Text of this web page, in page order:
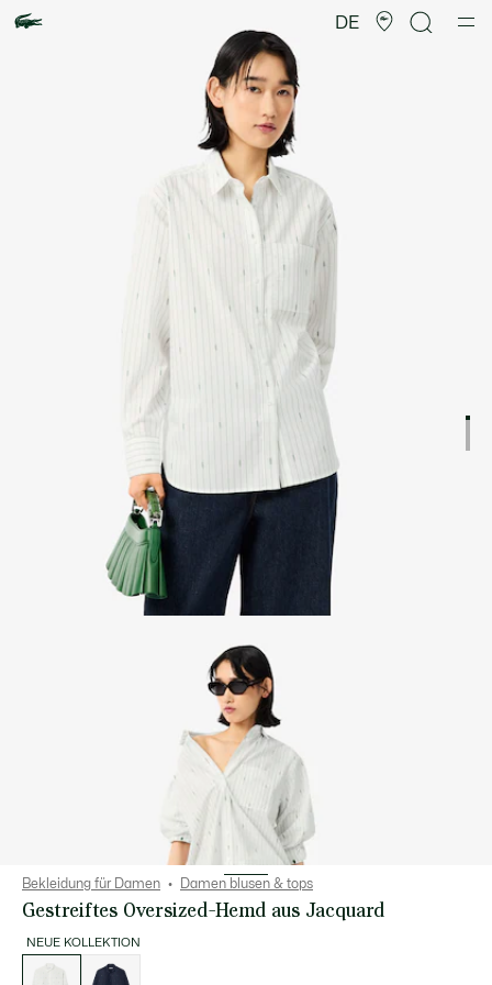
DE
Bekleidung für Damen Damen blusen & tops
Gestreiftes Oversized-Hemd aus Jacquard
NEUE KOLLEKTION